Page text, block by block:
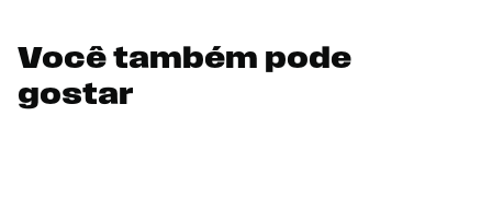
Você também pode
gostar